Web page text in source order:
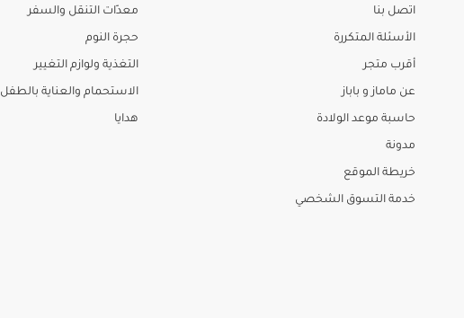
اتصل بنا
الأسئلة المتكررة
أقرب متجر
عن ماماز و باباز
حاسبة موعد الولادة
مدونة
خريطة الموقع
خدمة التسوق الشخصي
معدّات التنقل والسفر
حجرة النوم
التغذية ولوازم التغيير
الاستحمام والعناية بالطفل
هدايا